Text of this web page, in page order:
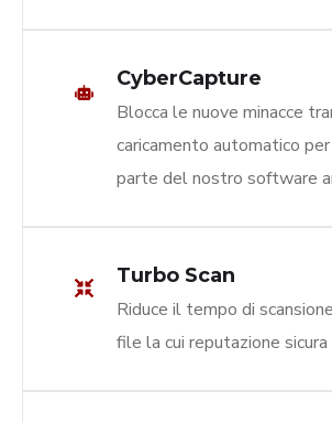
CyberCapture
Blocca le nuove minacce
caricamento automatico
parte del nostro software
Turbo Scan
Riduce il tempo di
file la cui reputazione sicura